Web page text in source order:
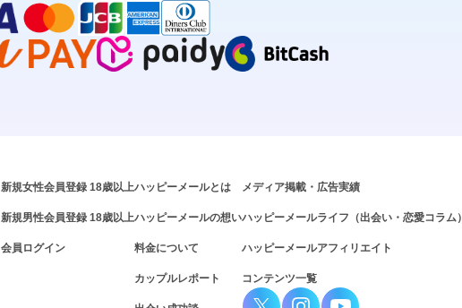
新規女性会員登録 18歳以上
新規男性会員登録 18歳以上
会員ログイン
ハッピーメールとは
ハッピーメールの想い
料金について
カップルレポート
メディア掲載・広告実績
ハッピーメールライフ（出会い・恋愛コラム）
ハッピーメールアフィリエイト
コンテンツ一覧